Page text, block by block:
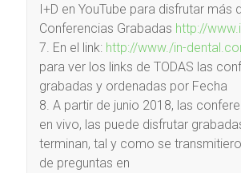
I+D en YouTube para disfrutar más
Conferencias Grabadas http://
7. En el link: http://www./in-
para ver los links de TODAS las
grabadas y ordenadas por Fecha
8. A partir de junio 2018, las
en vivo, las puede disfrutar
terminan, tal y como se
de preguntas en